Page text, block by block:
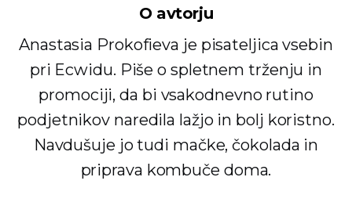
O avtorju
Anastasia Prokofieva je pisateljica vsebin
pri Ecwidu. Piše o spletnem trženju in
promociji, da bi vsakodnevno rutino
podjetnikov naredila lažjo in bolj koristno.
Navdušuje jo tudi mačke, čokolada in
priprava kombuče doma.